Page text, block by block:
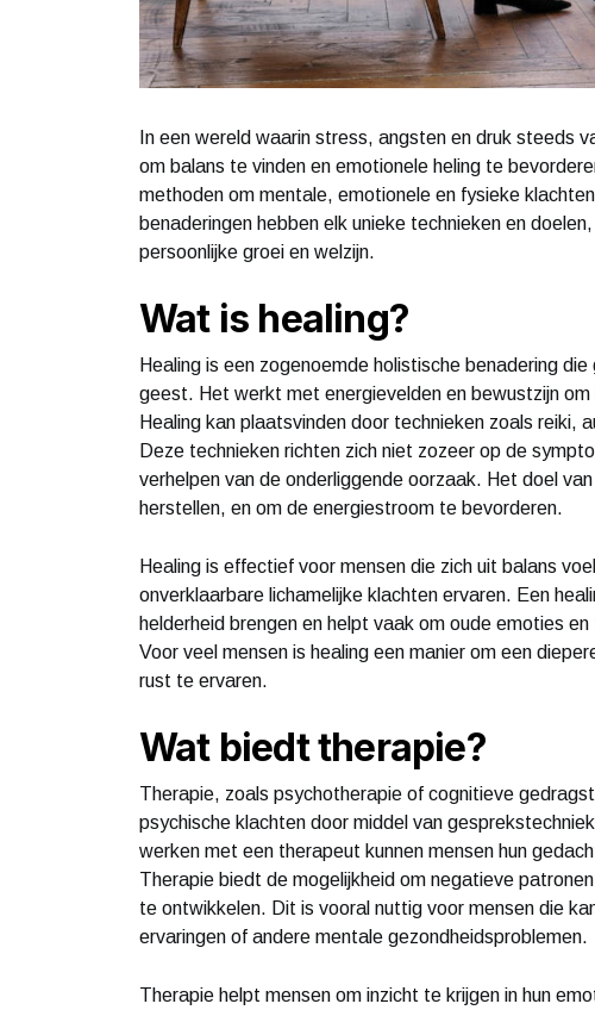
In een wereld waarin stress, angsten en druk steeds
om balans te vinden en emotionele heling te
methoden om mentale, emotionele en fysieke
benaderingen hebben elk unieke technieken en
persoonlijke groei en welzijn.
Wat is healing?
Healing is een zogenoemde holistische benadering
geest. Het werkt met energievelden en bewustzijn
Healing kan plaatsvinden door technieken zoals reiki,
Deze technieken richten zich niet zozeer op de
verhelpen van de onderliggende oorzaak. Het doel
herstellen, en om de energiestroom te bevorderen.
Healing is effectief voor mensen die zich uit balans
onverklaarbare lichamelijke klachten ervaren. Een
helderheid brengen en helpt vaak om oude emoties
Voor veel mensen is healing een manier om een
rust te ervaren.
Wat biedt therapie?
Therapie, zoals psychotherapie of cognitieve
psychische klachten door middel van
werken met een therapeut kunnen mensen hun
Therapie biedt de mogelijkheid om negatieve
te ontwikkelen. Dit is vooral nuttig voor mensen die
ervaringen of andere mentale gezondheidsproblemen.
Therapie helpt mensen om inzicht te krijgen in hun